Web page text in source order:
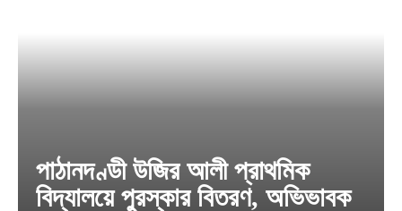
পাঠানদণ্ডী উজির আলী প্রাথমিক
বিদ্যালয়ে পুরস্কার বিতরণ, অভিভাবক